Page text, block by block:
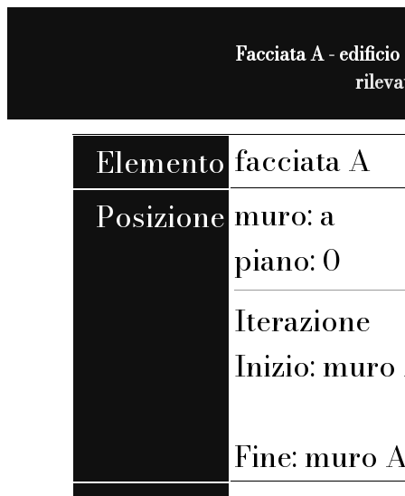
Facciata A -
Elemento facciata A
Posizione muro: a
piano: 0
Iterazione
Inizio: muro
Fine: muro